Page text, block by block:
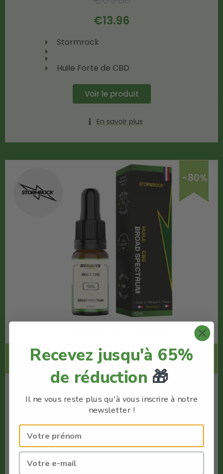
€13.96
Stormrock
Huile Forte de CBD
Voir le produit
En savoir plus
-80%
Code Promo -80% :
LACREMEDUCBD
€7.96
Stormrock
Recevez jusqu'à 65%
de réduction 🎁
Il ne vous reste plus qu'à vous inscrire à notre
newsletter !